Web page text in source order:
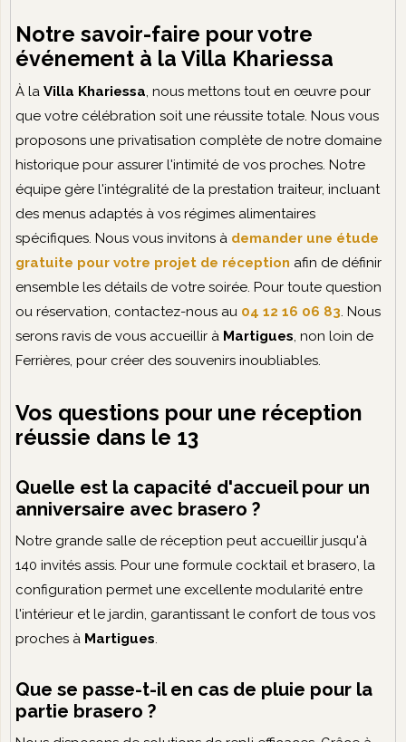
Notre savoir-faire pour votre
événement à la Villa Khariessa
À laVilla Khariessa, nous mettons tout en œuvre pour
que votre célébration soit une réussite totale. Nous vous
proposons une privatisation complète de notre domaine
historique pour assurer l'intimité de vos proches. Notre
équipe gère l'intégralité de la prestation traiteur, incluant
des menus adaptés à vos régimes alimentaires
spécifiques. Nous vous invitons à demander une étude
gratuite pour votre projet de réception afin de définir
ensemble les détails de votre soirée. Pour toute question
ou réservation, contactez-nous au 04 12 16 06 83. Nous
serons ravis de vous accueillir à Martigues, non loin de
Ferrières, pour créer des souvenirs inoubliables.
Vos questions pour une réception
réussie dans le 13
Quelle est la capacité d'accueil pour un
anniversaire avec brasero ?
Notre grande salle de réception peut accueillir jusqu'à
140 invités assis. Pour une formule cocktail et brasero, la
configuration permet une excellente modularité entre
l'intérieur et le jardin, garantissant le confort de tous vos
proches à Martigues.
Que se passe-t-il en cas de pluie pour la
partie brasero ?